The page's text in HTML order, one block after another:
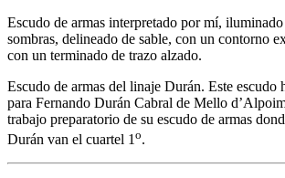
Escudo de armas interpretado por mí,
sombras, delineado de sable, con un contorno
con un terminado de trazo alzado.
Escudo de armas del linaje Durán. Este escudo
para Fernando Durán Cabral de Mello
trabajo preparatorio de su escudo de armas
Durán van el cuartel 1 o.